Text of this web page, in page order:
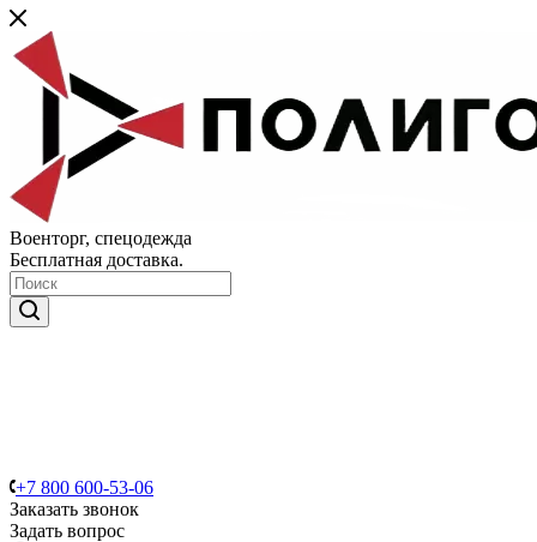
Военторг, спецодежда
Бесплатная доставка.
+7 800 600-53-06
Заказать звонок
Задать вопрос